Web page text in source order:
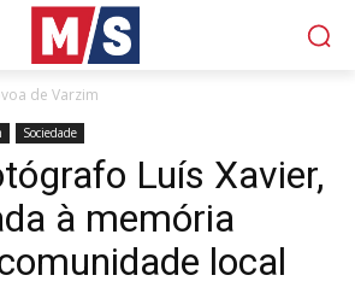
de Varzim
Sociedade
Luís Xavier,
à memória
local